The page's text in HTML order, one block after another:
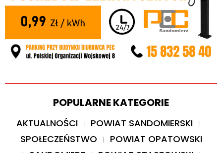
POPULARNE KATEGORIE
AKTUALNOŚCI
POWIAT SANDOMIERSKI
SPOŁECZEŃSTWO
POWIAT OPATOWSKI